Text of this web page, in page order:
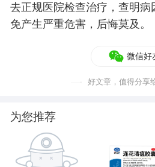
去正规医院检查治疗，查明病
免产生严重危害，后悔莫及。
微信好
好文章，值得分享
为您推荐